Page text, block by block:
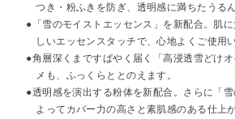
つき・粉ふきを防ぎ、透明感に満ちたうる
●「雪のモイストエッセンス」を新配合。肌
しいエッセンスタッチで、心地よくご使用
●角層深くまですばやく届く「高浸透雪どけ
メも、ふっくらととのえます。
●透明感を演出する粉体を新配合。さらに「
よってカバー力の高さと素肌感のある仕上